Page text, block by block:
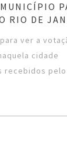
RIO DE
ver a
cidade
recebidos